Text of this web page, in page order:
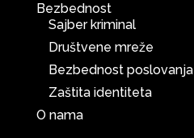
Bezbednost
Sajber kriminal
Društvene mreže
Bezbednost poslovanja
Zaštita identiteta
O nama